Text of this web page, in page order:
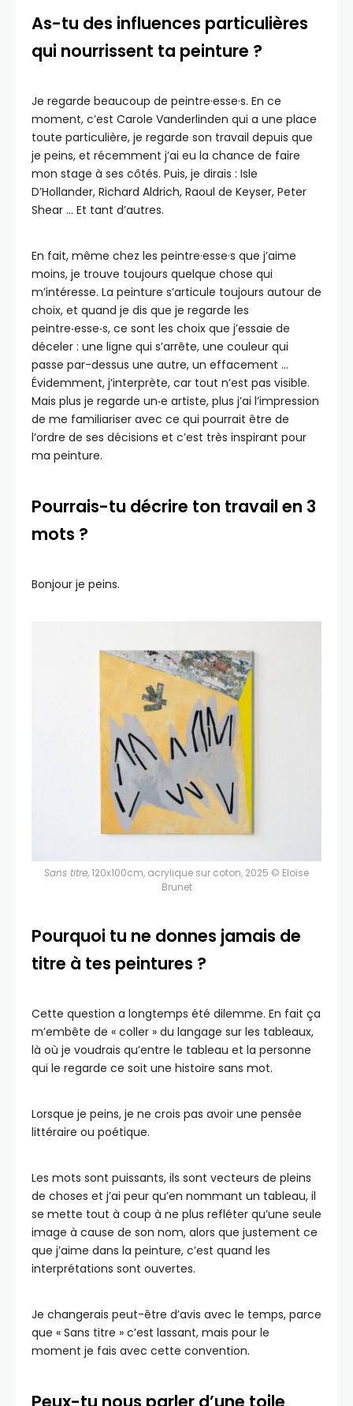
As-tu des influences particulières
qui nourrissent ta peinture ?
Je regarde beaucoup de peintre·esse·s. En ce
moment, c’est Carole Vanderlinden qui a une place
toute particulière, je regarde son travail depuis que
je peins, et récemment j’ai eu la chance de faire
mon stage à ses côtés. Puis, je dirais : Isle
D’Hollander, Richard Aldrich, Raoul de Keyser, Peter
Shear … Et tant d’autres.
En fait, même chez les peintre·esse·s que j’aime
moins, je trouve toujours quelque chose qui
m’intéresse. La peinture s’articule toujours autour de
choix, et quand je dis que je regarde les
peintre·esse·s, ce sont les choix que j’essaie de
déceler : une ligne qui s’arrête, une couleur qui
passe par-dessus une autre, un effacement …
Évidemment, j’interprète, car tout n’est pas visible.
Mais plus je regarde un·e artiste, plus j’ai l’impression
de me familiariser avec ce qui pourrait être de
l’ordre de ses décisions et c’est très inspirant pour
ma peinture.
Pourrais-tu décrire ton travail en 3
mots ?
Bonjour je peins.
Sans titre, 120x100cm, acrylique sur coton, 2025 © Eloïse
Brunet
Pourquoi tu ne donnes jamais de
titre à tes peintures ?
Cette question a longtemps été dilemme. En fait ça
m’embête de « coller » du langage sur les tableaux,
là où je voudrais qu’entre le tableau et la personne
qui le regarde ce soit une histoire sans mot.
Lorsque je peins, je ne crois pas avoir une pensée
littéraire ou poétique.
Les mots sont puissants, ils sont vecteurs de pleins
de choses et j’ai peur qu’en nommant un tableau, il
se mette tout à coup à ne plus refléter qu’une seule
image à cause de son nom, alors que justement ce
que j’aime dans la peinture, c’est quand les
interprétations sont ouvertes.
Je changerais peut-être d’avis avec le temps, parce
que « Sans titre » c’est lassant, mais pour le
moment je fais avec cette convention.